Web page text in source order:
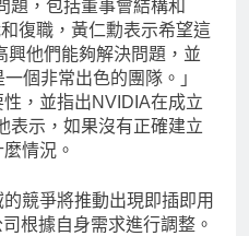
題，包括董事會結構和
復職，黃仁勳表示希望這
興他們能夠解決問題，並
個非常出色的團隊。」
，並指出NVIDIA在成立
表示，如果沒有正確建立
情況。
競爭將推動出現即插即用
根據自身需求進行調整。